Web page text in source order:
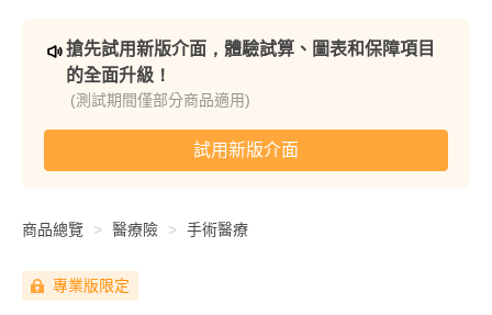
搶先試用新版介面，體驗試算、圖表和保障項目
的全面升級！
(測試期間僅部分商品適用)
試用新版介面
商品總覽 醫療險 手術醫療
專業版限定